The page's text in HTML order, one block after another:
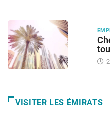
VISITER LES ÉMIRATS